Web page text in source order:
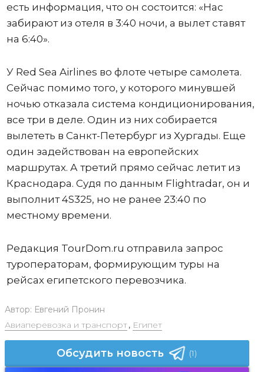
есть информация, что он состоится: «Нас
забирают из отеля в 3:40 ночи, а вылет ставят
на 6:40».
У Red Sea Airlines во флоте четыре самолета.
Сейчас помимо того, у которого минувшей
ночью отказала система кондиционирования,
все три в деле. Один из них собирается
вылететь в Санкт-Петербург из Хургады. Еще
один задействован на европейских
маршрутах. А третий прямо сейчас летит из
Краснодара. Судя по данным Flightradar, он и
выполнит 4S325, но не ранее 23:40 по
местному времени.
Редакция TourDom.ru отправила запрос
туроператорам, формирующим туры на
рейсах египетского перевозчика.
Автор: Евгений Пронин
Авиаперевозка и транспорт, Египет
Обсудить новость (1)